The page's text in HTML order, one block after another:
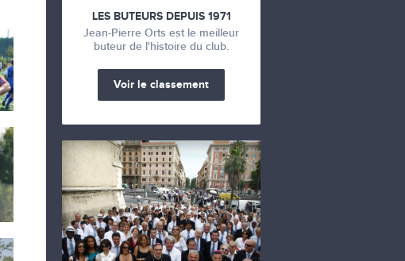
LES BUTEURS DEPUIS 1971
Jean-Pierre Orts est le meilleur
buteur de l'histoire du club.
Voir le classement